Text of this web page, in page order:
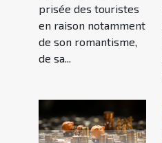
prisée des touristes
en raison notamment
de son romantisme,
de sa...